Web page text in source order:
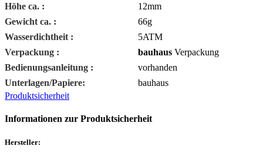
Höhe ca. :
12mm
Gewicht ca. :
66g
Wasserdichtheit :
5ATM
Verpackung :
bauhaus Verpackung
Bedienungsanleitung :
vorhanden
Unterlagen/Papiere:
bauhaus
Produktsicherheit
Informationen zur Produktsicherheit
Hersteller: